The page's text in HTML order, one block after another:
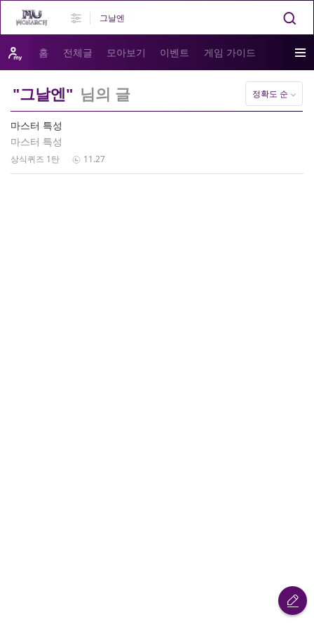
홈 전체글 모아보기 이벤트 게임 가이드
"그날엔" 님의 글 정확도 순
마스터 특성
마스터 특성
상식퀴즈 1탄 11.27